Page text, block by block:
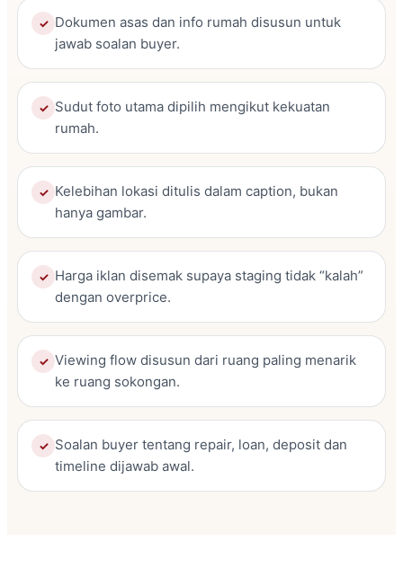
✓ Dokumen asas dan info rumah disusun untuk
jawab soalan buyer.
✓ Sudut foto utama dipilih mengikut kekuatan
rumah.
✓ Kelebihan lokasi ditulis dalam caption, bukan
hanya gambar.
✓ Harga iklan disemak supaya staging tidak “kalah”
dengan overprice.
✓ Viewing flow disusun dari ruang paling menarik
ke ruang sokongan.
✓ Soalan buyer tentang repair, loan, deposit dan
timeline dijawab awal.